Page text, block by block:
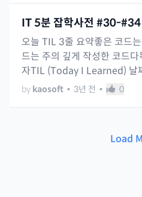
IT 5분 잡학사전 #30-#34
오늘 TIL 3줄 요약좋은 코드
드는 주의 깊게 작성한 코드
자TIL (Today I Learned) 날
by kaosoft • 3년 전 • 0
Load